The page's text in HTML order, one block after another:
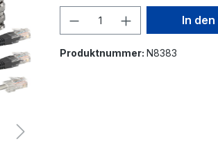
Produkt Anzahl:
In
Produktnummer: N8383